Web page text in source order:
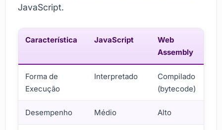
JavaScript.
Característica JavaScript
Web
Assembly
Forma de
Execução
Interpretado
Compilado
(bytecode)
Desempenho Médio Alto